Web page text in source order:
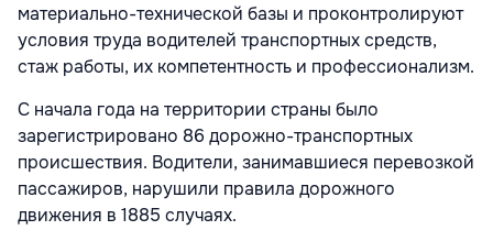
материально-технической базы и проконтролируют
условия труда водителей транспортных средств,
стаж работы, их компетентность и профессионализм.
С начала года на территории страны было
зарегистрировано 86 дорожно-транспортных
происшествия. Водители, занимавшиеся перевозкой
пассажиров, нарушили правила дорожного
движения в 1885 случаях.